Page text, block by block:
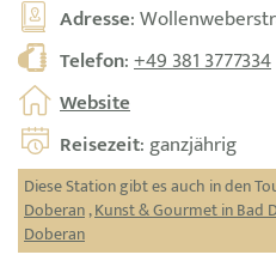
Adresse:
Telefon:+49 381 3777334
Website
Reisezeit: ganzjährig
Diese Station gibt es auch in den
Doberan,Kunst & Gourmet in Bad
Doberan